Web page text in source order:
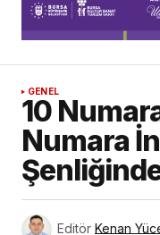
GENEL
10
Numara
Editör Kenan